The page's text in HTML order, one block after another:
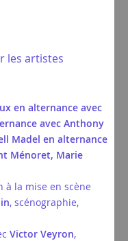
les artistes
en alternance avec
avec Anthony
Madel en alternance
Ménoret, Marie
à la mise en scène
, scénographie,
Victor Veyron,